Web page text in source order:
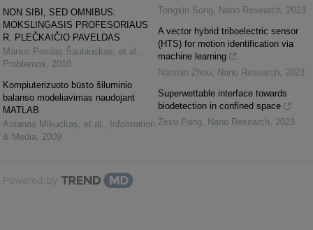
NON SIBI, SED OMNIBUS:
MOKSLINGASIS PROFESORIAUS
R. PLEČKAIČIO PAVELDAS
Marius Povilas Šaulauskas, et al. ,
Problemos, 2010
Kompiuterizuoto būsto šiluminio
balanso modeliavimas naudojant
MATLAB
Antanas Mikuckas, et al. ,
Information
& Media, 2009
Tongxin Song, Nano Research, 2023
A vector hybrid triboelectric sensor
(HTS) for motion identification via
machine learning
Nannan Zhou, Nano Research, 2023
Superwettable interface towards
biodetection in confined space
Zexu Pang, Nano Research, 2023
Powered by